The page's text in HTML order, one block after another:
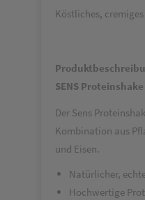
Köstliches,
SENS
Der Sens
Kombination aus
und Eisen.
Natürlicher,
Hochwertige